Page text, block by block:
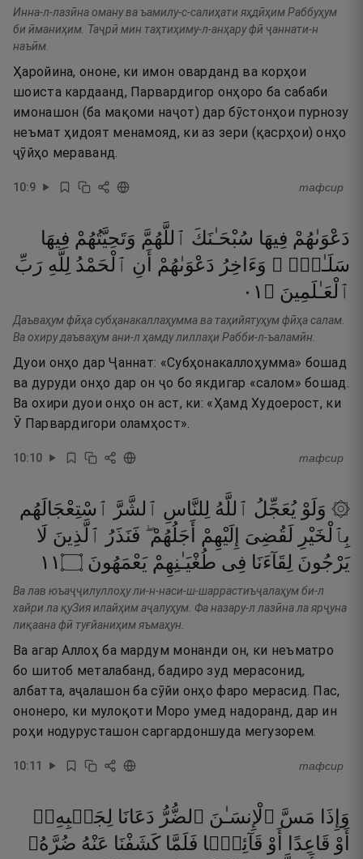
Инна-л-лазӣна оману ва ъамилу-с-салиҳати яҳдӣҳим Раббуҳум
би ӣманиҳим. Таҷрӣ мин таҳтиҳиму-л-анҳару фӣ ҷаннати-н
наъӣм.
Ҳаройина, ононе, ки имон оварданд ва корҳои
шоиста кардаанд, Парвардигор онҳоро ба сабаби
имонашон (ба мақоми наҷот) дар бӯстонҳои пурнозу
неъмат ҳидоят менамояд, ки аз зери (қасрҳои) онҳо
ҷӯйҳо мераванд.
10:9 тафсир
دَعْوَىٰهُمْ فِيهَا سُبْحَـٰنَكَ ٱللَّهُمَّ وَتَحِيَّتُهُمْ فِيهَا
سَلَـٰمٌۭ ۚ وَءَاخِرُ دَعْوَىٰهُمْ أَنِ ٱلْحَمْدُ لِلَّهِ رَبِّ
ٱلْعَـٰلَمِينَ ۝ ١٠
Даъваҳум фӣҳа субҳанакаллаҳумма ва таҳийятуҳум фӣҳа салам.
Ва охиру даъваҳум ани-л ҳамду лиллаҳи Рабби-л-ъаламӣн.
Дуои онҳо дар Ҷаннат: «Субҳонакаллоҳумма» бошад
ва дуруди онҳо дар он ҷо бо якдигар «салом» бошад.
Ва охири дуои онҳо он аст, ки: «Ҳамд Худоерост, ки
Ӯ Парвардигори оламҳост».
10:10 тафсир
۞ وَلَوْ يُعَجِّلُ ٱللَّهُ لِلنَّاسِ ٱلشَّرَّ ٱسْتِعْجَالَهُم
بِٱلْخَيْرِ لَقُضِىَ إِلَيْهِمْ أَجَلُهُمْ ۖ فَنَذَرُ ٱلَّذِينَ لَا
يَرْجُونَ لِقَآءَنَا فِى طُغْيَـٰنِهِمْ يَعْمَهُونَ ۝١١
Ва лав юъаҷҷилуллоҳу ли-н-наси-ш-шаррастиъҷалаҳум би-л
хайри ла қуЗия илайҳим аҷалуҳум. Фа назару-л лазӣна ла ярҷуна
лиқаана фӣ туғйаниҳим яъмаҳун.
Ва агар Аллоҳ ба мардум монанди он, ки неъматро
бо шитоб металабанд, бадиро зуд мерасонид,
албатта, аҷалашон ба сӯйи онҳо фаро мерасид. Пас,
ононеро, ки мулоқоти Моро умед надоранд, дар ин
роҳи нодурусташон саргардоншуда мегузорем.
10:11 тафсир
وَإِذَا مَسَّ ٱلْإِنسَـٰنَ ٱلضُّرُّ دَعَانَا لِجَنۢبِهِۦٓ
أَوْ قَاعِدًا أَوْ قَآئِمًۭا فَلَمَّا كَشَفْنَا عَنْهُ ضُرَّهُۥ